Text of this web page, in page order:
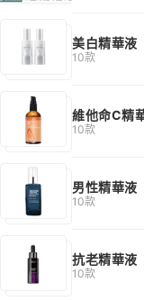
美白精華液
10款
維他命C精
10款
男性精華液
10款
抗老精華液
10款